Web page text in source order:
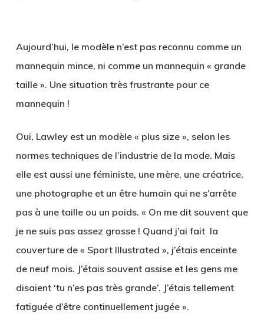
Aujourd’hui, le modèle n’est pas reconnu comme un
mannequin mince, ni comme un mannequin « grande
taille ». Une situation très frustrante pour ce
mannequin !
Oui, Lawley est un modèle « plus size », selon les
normes techniques de l’industrie de la mode. Mais
elle est aussi une féministe, une mère, une créatrice,
une photographe et un être humain qui ne s’arrête
pas à une taille ou un poids. « On me dit souvent que
je ne suis pas assez grosse ! Quand j’ai fait la
couverture de « Sport Illustrated », j’étais enceinte
de neuf mois. J’étais souvent assise et les gens me
disaient ‘tu n’es pas très grande’. J’étais tellement
fatiguée d’être continuellement jugée ».